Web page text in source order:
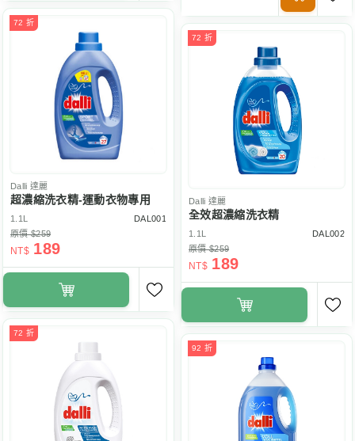
72 折
Dalli 達麗
超濃縮洗衣精-運動衣物專用
1.1L
DAL001
原價 $259
NT$ 189
72 折
Dalli 達麗
全效超濃縮洗衣精
1.1L
DAL002
原價 $259
NT$ 189
72 折
92 折